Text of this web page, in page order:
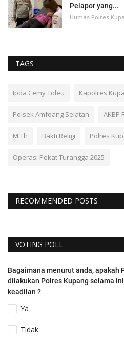
Pelapor yang...
Humas Polres
TAGS
Ipda Cemy Toleu Kapolres
Polsek Amfoang Selatan AKBP
M.Th Bakti Religi Polres
Operasi Pekat Turangga 2025
RECOMMENDED POSTS
VOTING POLL
Bagaimana menurut anda, apakah
dilakukan Polres Kupang selama
keadilan ?
Ya
Tidak